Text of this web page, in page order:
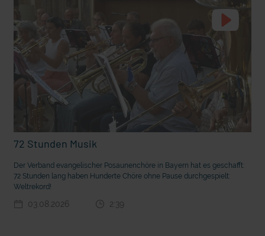
Vorhang auf für Kinderzirkus Giovanni
72 Stunden Musik
Der Verband evangelischer Posaunenchöre in Bayern hat es geschafft:
72 Stunden lang haben Hunderte Chöre ohne Pause durchgespielt:
Weltrekord!
03.08.2026 2:39